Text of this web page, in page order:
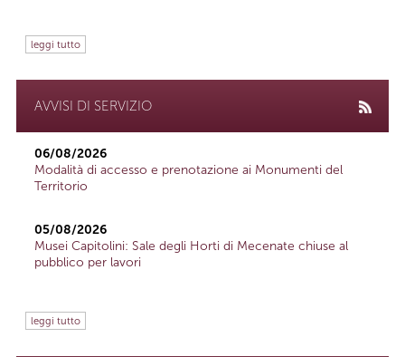
leggi tutto
AVVISI DI SERVIZIO
06/08/2026
Modalità di accesso e prenotazione ai Monumenti del
Territorio
05/08/2026
Musei Capitolini: Sale degli Horti di Mecenate chiuse al
pubblico per lavori
leggi tutto